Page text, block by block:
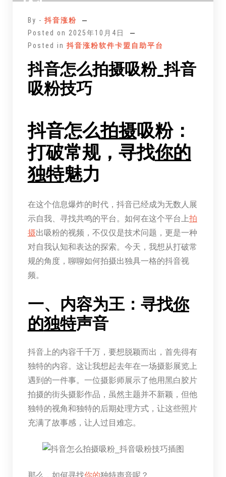
By - 抖音涨粉
Posted on 2025年10月4日
Posted in 抖音涨粉软件卡盟自助平台
抖音怎么拍摄吸粉_抖音
吸粉技巧
抖音怎么拍摄吸粉：
打破常规，寻找你的
独特魅力
在这个信息爆炸的时代，抖音已经成为无数人展
示自我、寻找共鸣的平台。如何在这个平台上拍
摄出吸粉的视频，不仅仅是技术问题，更是一种
对自我认知和表达的探索。今天，我想从打破常
规的角度，聊聊如何拍摄出独具一格的抖音视
频。
一、内容为王：寻找你
的独特声音
抖音上的内容千千万，要想脱颖而出，首先得有
独特的内容。这让我想起去年在一场摄影展览上
遇到的一件事。一位摄影师展示了他用黑白胶片
拍摄的街头摄影作品，虽然主题并不新颖，但他
独特的视角和独特的后期处理方式，让这些照片
充满了故事感，让人过目难忘。
那么，如何寻找你的独特声音呢？